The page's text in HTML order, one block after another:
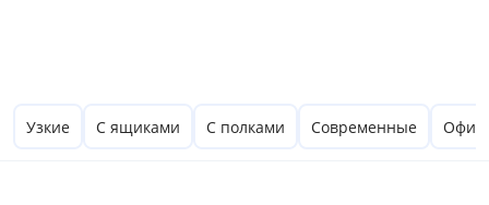
Узкие С ящиками C полками Современные